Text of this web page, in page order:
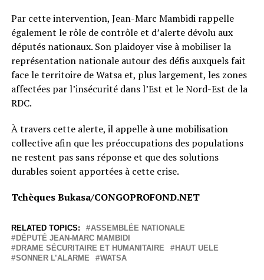
Par cette intervention, Jean-Marc Mambidi rappelle
également le rôle de contrôle et d’alerte dévolu aux
députés nationaux. Son plaidoyer vise à mobiliser la
représentation nationale autour des défis auxquels fait
face le territoire de Watsa et, plus largement, les zones
affectées par l’insécurité dans l’Est et le Nord-Est de la
RDC.
À travers cette alerte, il appelle à une mobilisation
collective afin que les préoccupations des populations
ne restent pas sans réponse et que des solutions
durables soient apportées à cette crise.
Tchèques Bukasa/CONGOPROFOND.NET
RELATED TOPICS:
ASSEMBLÉE NATIONALE
DÉPUTÉ JEAN-MARC MAMBIDI
DRAME SÉCURITAIRE ET HUMANITAIRE
HAUT UELE
SONNER L’ALARME
WATSA